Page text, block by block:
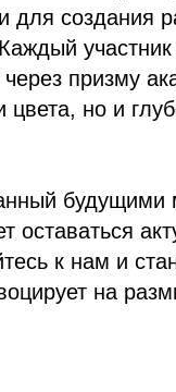
для создания
призму
но и
оставаться
к нам и
на